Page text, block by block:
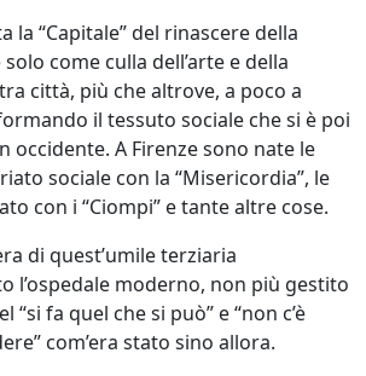
la “Capitale” del rinascere della
come culla dell’arte e della
città, più che altrove, a poco a
il tessuto sociale che si è poi
occidente. A Firenze sono nate le
sociale con la “Misericordia”, le
con i “Ciompi” e tante altre cose.
di quest’umile terziaria
l’ospedale moderno, non più gestito
“si fa quel che si può” e “non c’è
com’era stato sino allora.